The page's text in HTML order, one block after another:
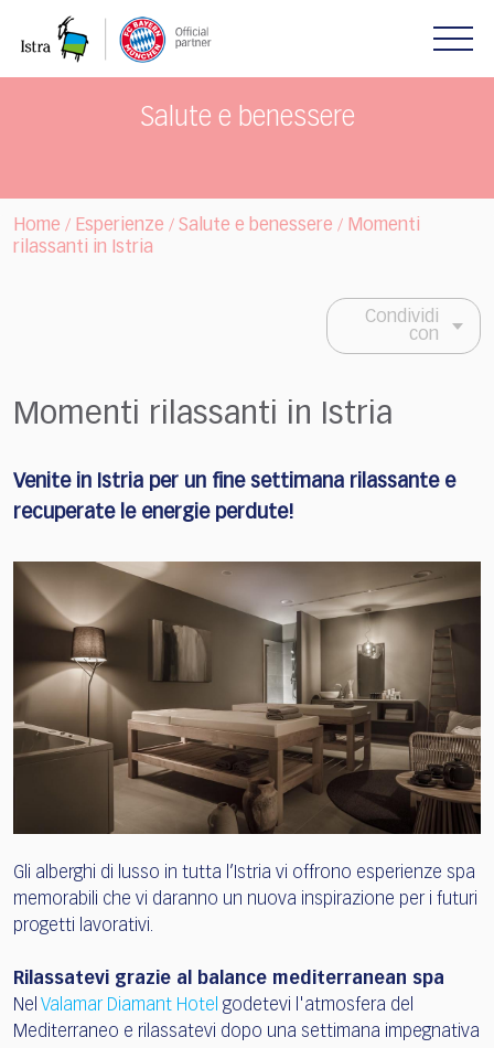
note:
Salute e benessere
Home / Esperienze / Salute e benessere / Momenti
rilassanti in Istria
Condividi
con
Momenti rilassanti in Istria
Venite in Istria per un fine settimana rilassante e
recuperate le energie perdute!
Gli alberghi di lusso in tutta l’Istria vi offrono esperienze spa
memorabili che vi daranno un nuova inspirazione per i futuri
progetti lavorativi.
Rilassatevi grazie al balance mediterranean spa
Nel Valamar Diamant Hotel godetevi l'atmosfera del
Mediterraneo e rilassatevi dopo una settimana impegnativa